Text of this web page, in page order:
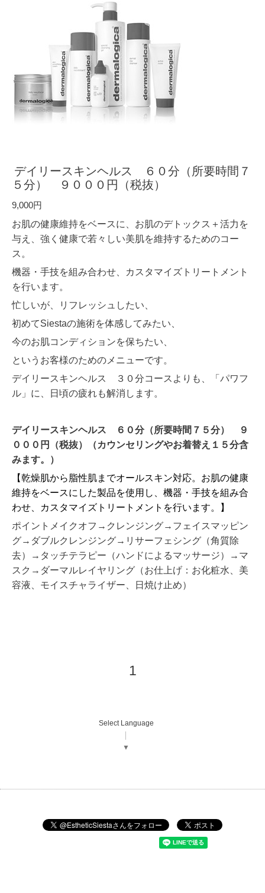
デイリースキンヘルス ６０分（所要時間７
５分） ９０００円（税抜）
9,000円
お肌の健康維持をベースに、お肌のデトックス＋活力を
与え、強く健康で若々しい美肌を維持するためのコー
ス。
機器・手技を組み合わせ、カスタマイズトリートメント
を行います。
忙しいが、リフレッシュしたい、
初めてSiestaの施術を体感してみたい、
今のお肌コンディションを保ちたい、
というお客様のためのメニューです。
デイリースキンヘルス ３０分コースよりも、「パワフ
ル」に、日頃の疲れも解消します。
デイリースキンヘルス ６０分（所要時間７５分） ９
０００円（税抜）（カウンセリングやお着替え１５分含
みます。）
【乾燥肌から脂性肌までオールスキン対応。お肌の健康
維持をベースにした製品を使用し、機器・手技を組み合
わせ、カスタマイズトリートメントを行います。
】
ポイントメイクオフ→クレンジング→フェイスマッピン
グ→ダブルクレンジング→リサーフェシング（角質除
去）→タッチテラピー（ハンドによるマッサージ）→マ
スク→ダーマルレイヤリング（お仕上げ：お化粧水、美
容液、モイスチャライザー、日焼け止め）
1
Select Language
▼